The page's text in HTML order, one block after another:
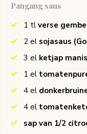
Pangang saus
1 tl verse
2 el sojasaus
3 el ketjap manis
1 el
4 el
4 el
sap van 1/2